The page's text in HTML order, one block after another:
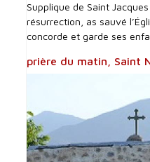
Supplique de Saint
résurrection, as sauvé
concorde et garde ses
prière du matin, Saint